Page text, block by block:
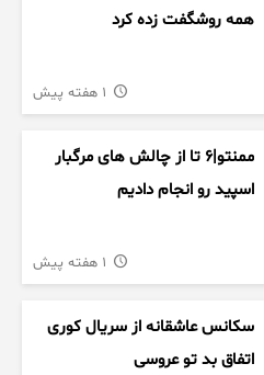
همه روشگفت زده کرد
ممنتو|۶ تا از چالش های مرگبار
اسپید رو انجام دادیم
سکانس عاشقانه از سریال کوری
اتفاق بد تو عروسی